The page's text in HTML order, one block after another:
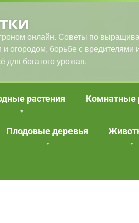
онлайн. Советы по
и огородом, борьбе с вредителями
для богатого урожая.
растения Комнатные
Плодовые деревья